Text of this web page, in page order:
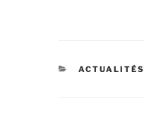
CATÉGORIES
ACTUALITÉS